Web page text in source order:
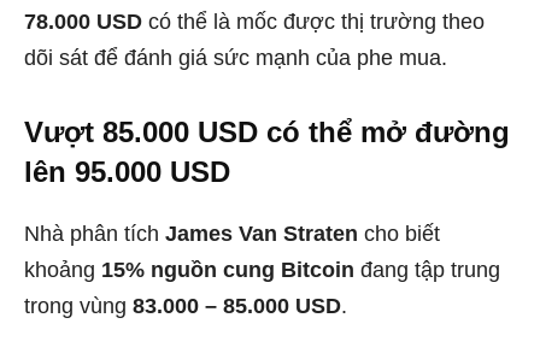
78.000 USD có thể là mốc được thị trường theo
dõi sát để đánh giá sức mạnh của phe mua.
Vượt 85.000 USD có thể mở đường
lên 95.000 USD
Nhà phân tích James Van Straten cho biết
khoảng 15% nguồn cung Bitcoin đang tập trung
trong vùng 83.000 – 85.000 USD.